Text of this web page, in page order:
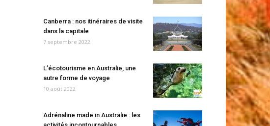
Canberra : nos itinéraires de visite
dans la capitale
7 septembre 2022
L’écotourisme en Australie, une
autre forme de voyage
10 août 2022
Adrénaline made in Australie : les